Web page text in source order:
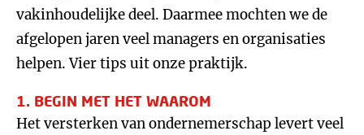
vakinhoudelijke deel. Daarmee mochten we de
afgelopen jaren veel managers en organisaties
helpen. Vier tips uit onze praktijk.
1. BEGIN MET HET WAAROM
Het versterken van ondernemerschap levert veel